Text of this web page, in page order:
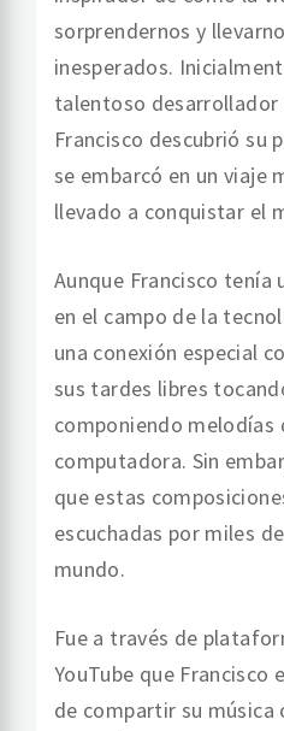
sorprendernos y
inesperados.
talentoso
Francisco descubrió su
se embarcó en un viaje
llevado a conquistar el
Aunque Francisco tenía
en el campo de la
una conexión especial
sus tardes libres
componiendo melodías
computadora. Sin
que estas
escuchadas por miles
mundo.
Fue a través de
YouTube que Francisco
de compartir su música